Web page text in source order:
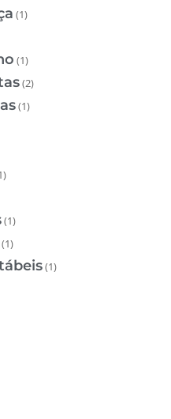
(1)
(1)
(2)
(1)
(1)
(1)
(1)